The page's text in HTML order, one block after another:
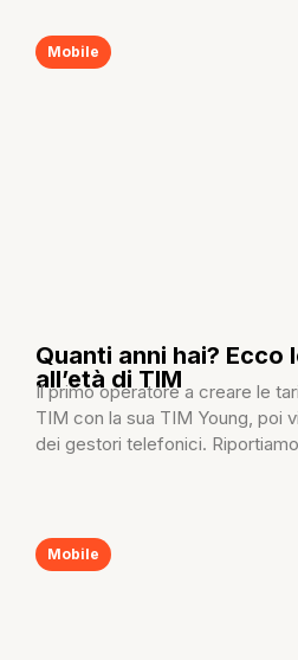
Mobile
Quanti anni hai? Ecco
all’età di TIM
Il primo operatore a creare le
TIM con la sua TIM Young, poi
dei gestori telefonici.
Mobile